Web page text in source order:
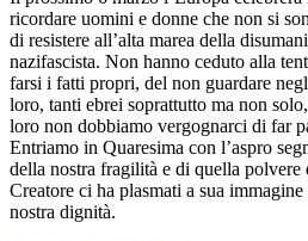
ricordare uomini e donne che non si
di resistere all’alta marea della
nazifascista. Non hanno ceduto alla
farsi i fatti propri, del non guardare
loro, tanti ebrei soprattutto ma non
loro non dobbiamo vergognarci di far
Entriamo in Quaresima con l’aspro
della nostra fragilità e di quella polvere
Creatore ci ha plasmati a sua
nostra dignità.